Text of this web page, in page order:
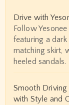
Drive with
Follow
featuring a
matching skirt,
heeled sandals.
Smooth Driving
with Style and